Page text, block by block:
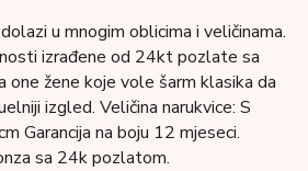
u mnogim oblicima i veličinama.
izrađene od 24kt pozlate sa
one žene koje vole šarm klasika da
izgled. Veličina narukvice: S
Garancija na boju 12 mjeseci.
sa 24k pozlatom.